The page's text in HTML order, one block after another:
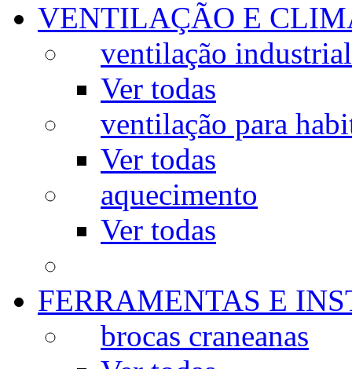
VENTILAÇÃO E
ventilação industrial
Ver todas
ventilação para
Ver todas
aquecimento
Ver todas
FERRAMENTAS E
brocas craneanas